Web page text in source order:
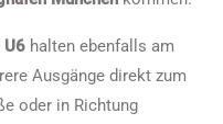
U6 halten ebenfalls am
Ausgänge direkt zum
oder in Richtung